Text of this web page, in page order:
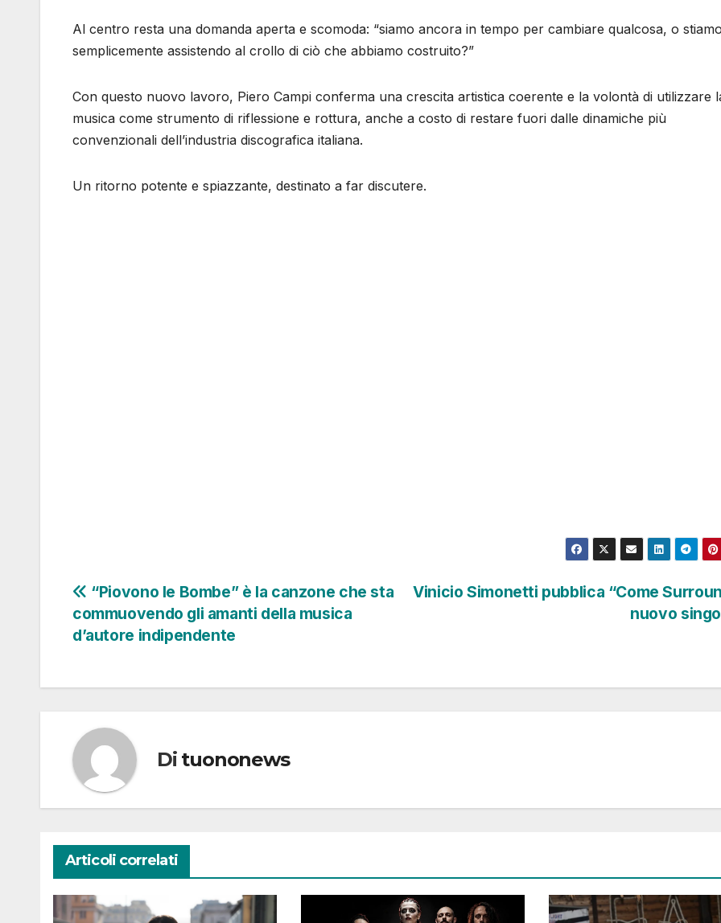
Al centro resta una domanda aperta e scomoda: “siamo ancora in tempo per cambiare qualcosa, o
semplicemente assistendo al crollo di ciò che abbiamo costruito?”
Con questo nuovo lavoro, Piero Campi conferma una crescita artistica coerente e la volontà di utilizzare
musica come strumento di riflessione e rottura, anche a costo di restare fuori dalle dinamiche più
convenzionali dell’industria discografica italiana.
Un ritorno potente e spiazzante, destinato a far discutere.
Navigazione
articoli
Vinicio Simonetti pubblica “Come
nuovo
“Piovono le Bombe” è la canzone che sta
commuovendo gli amanti della musica
d’autore indipendente
Di tuononews
Articoli correlati